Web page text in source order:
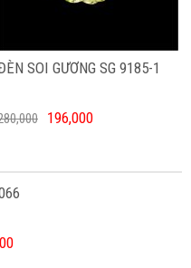
SOI GƯƠNG SG 9185-1
196,000